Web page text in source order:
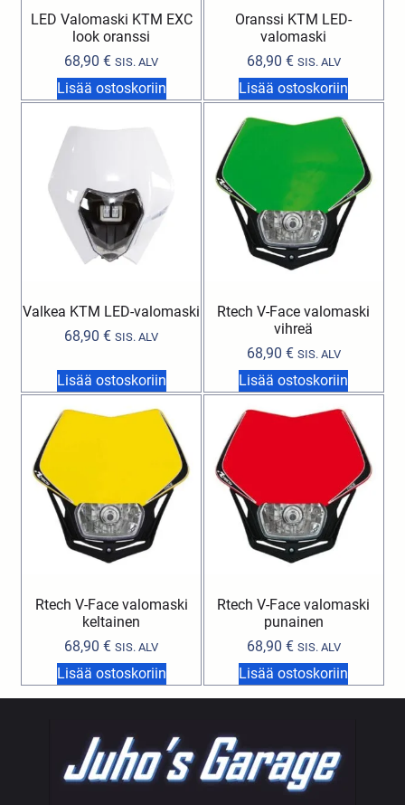
LED Valomaski KTM EXC
look oranssi
68,90€ SIS. ALV
Lisää ostoskoriin
Oranssi KTM LED-
valomaski
68,90 € SIS. ALV
Lisää ostoskoriin
Valkea KTM LED-valomaski
68,90€ SIS. ALV
Lisää ostoskoriin
Rtech V-Face valomaski
vihreä
68,90 € SIS. ALV
Lisää ostoskoriin
Rtech V-Face valomaski
keltainen
68,90€ SIS. ALV
Lisää ostoskoriin
Rtech V-Face valomaski
punainen
68,90 € SIS. ALV
Lisää ostoskoriin